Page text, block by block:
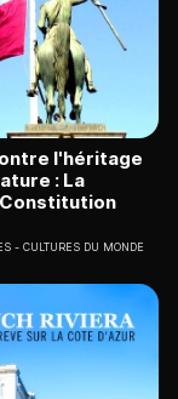
l'héritage
: La
CULTURES DU MONDE